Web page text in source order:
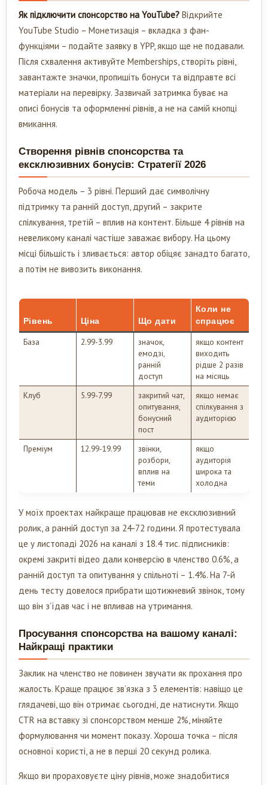
Як підключити спонсорство на YouTube? Відкрийте
YouTube Studio – Монетизація – вкладка з фан-
функціями – подайте заявку в YPP, якщо ще не подавали.
Після схвалення активуйте Memberships, створіть рівні,
завантажте значки, пропишіть бонуси та відправте всі
матеріали на перевірку. Зазвичай затримка буває на
описі бонусів та оформленні рівнів, а не на самій кнопці
вмикання.
Створення рівнів спонсорства та
ексклюзивних бонусів: Стратегії 2026
Робоча модель – 3 рівні. Перший дає символічну
підтримку та ранній доступ, другий – закрите
спілкування, третій – вплив на контент. Більше 4 рівнів на
невеликому каналі частіше заважає вибору. На цьому
місці більшість і зливається: автор обіцяє занадто багато,
а потім не вивозить виконання.
Рівень Ціна Що дати
Коли не
спрацює
База 2.99-3.99
значок,
емодзі,
ранній
доступ
якщо контент
виходить
рідше 2 разів
на місяць
Клуб
5.99-7.99
закритий чат,
опитування,
бонусний
пост
якщо немає
спілкування з
аудиторією
Преміум 12.99-19.99
звінки,
розбори,
вплив на
теми
якщо
аудиторія
широка та
холодна
У моїх проектах найкраще працював не ексклюзивний
ролик, а ранній доступ за 24-72 години. Я протестувала
це у листопаді 2026 на каналі з 18.4 тис. підписників:
окремі закриті відео дали конверсію в членство 0.6%, а
ранній доступ та опитування у спільноті – 1.4%. На 7-й
день тесту довелося прибрати щотижневий звінок, тому
що він з’їдав час і не впливав на утримання.
Просування спонсорства на вашому каналі:
Найкращі практики
Заклик на членство не повинен звучати як прохання про
жалость. Краще працює зв’язка з 3 елементів: навіщо це
глядачеві, що він отримає сьогодні, де натиснути. Якщо
CTR на вставку зі спонсорством менше 2%, міняйте
формулювання чи момент показу. Хороша точка – після
основної користі, а не в перші 20 секунд ролика.
Якщо ви прораховуєте ціну рівнів, може знадобитися